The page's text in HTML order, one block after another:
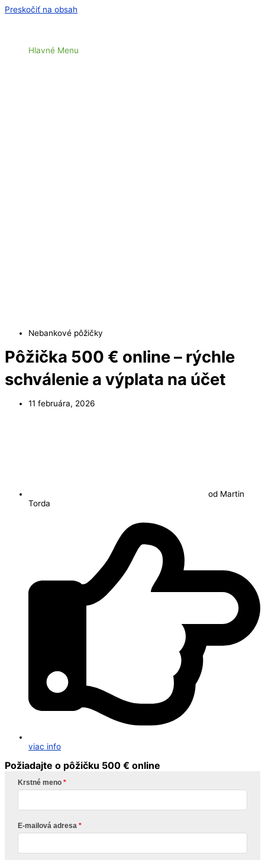
Preskočiť na obsah
Hlavné Menu
Nebankové pôžičky
Pôžička 500 € online – rýchle
schválenie a výplata na účet
11 februára, 2026
od Martin
Torda
viac info
Požiadajte o pôžičku 500 € online
Krstné meno
E-mailová adresa